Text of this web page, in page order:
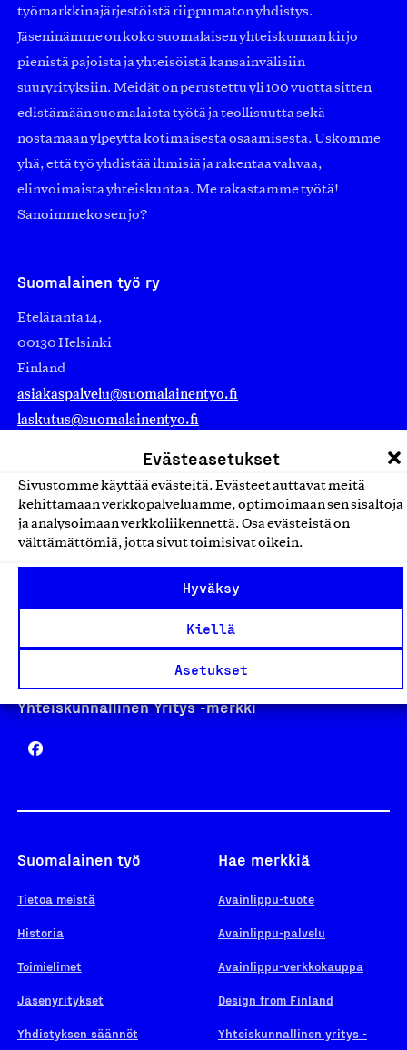
Evästeasetukset
Sivustomme käyttää evästeitä. Evästeet auttavat meitä
kehittämään verkkopalveluamme, optimoimaan sen sisältöjä
ja analysoimaan verkkoliikennettä. Osa evästeistä on
välttämättömiä, jotta sivut toimisivat oikein.
Hyväksy
Kiellä
Asetukset
työmarkkinajärjestöistä riippumaton yhdistys.
Jäseninämme on koko suomalaisen yhteiskunnan kirjo
pienistä pajoista ja yhteisöistä kansainvälisiin
suuryrityksiin. Meidät on perustettu yli 100 vuotta sitten
edistämään suomalaista työtä ja teollisuutta sekä
nostamaan ylpeyttä kotimaisesta osaamisesta. Uskomme
yhä, että työ yhdistää ihmisiä ja rakentaa vahvaa,
elinvoimaista yhteiskuntaa. Me rakastamme työtä!
Sanoimmeko sen jo?
Suomalainen työ ry
Eteläranta 14,
00130 Helsinki
Finland
asiakaspalvelu@suomalainentyo.fi
laskutus@suomalainentyo.fi
Avainlippu
Design From Finland
Yhteiskunnallinen Yritys -merkki
Suomalainen työ
Tietoa meistä
Historia
Toimielimet
Jäsenyritykset
Yhdistyksen säännöt
Hae merkkiä
Avainlippu-tuote
Avainlippu-palvelu
Avainlippu-verkkokauppa
Design from Finland
Yhteiskunnallinen yritys -